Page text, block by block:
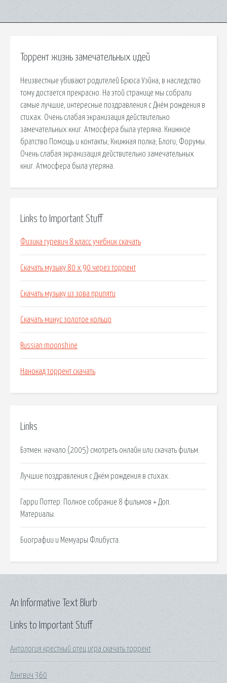
Торрент жизнь замечательных идей
Неизвестные убивают родителей Брюса Уэйна, в наследство
тому достается прекрасно. На этой странице мы собрали
самые лучшие, интересные поздравления с Днём рождения в
стихах. Очень слабая экранизация действительно
замечательных книг. Атмосфера была утеряна. Книжное
братство Помощь и контакты; Книжная полка; Блоги; Форумы.
Очень слабая экранизация действительно замечательных
книг. Атмосфера была утеряна.
Links to Important Stuff
Физика гуревич 8 класс учебник скачать
Скачать музыку 80 х 90 через торрент
Скачать музыку из зова припяти
Скачать минус золотое кольцо
Russian moonshine
Нанокад торрент скачать
Links
Бэтмен: начало (2005) смотреть онлайн или скачать фильм.
Лучшие поздравления с Днём рождения в стихах.
Гарри Поттер: Полное собрание 8 фильмов + Доп.
Материалы.
Биографии и Мемуары Флибуста.
Links to Important Stuff
Антология крестный отец игра скачать торрент
Лэнгвич 360
An Informative Text Blurb